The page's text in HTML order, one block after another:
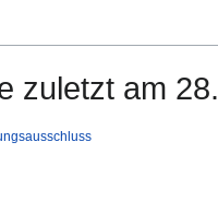
zuletzt am